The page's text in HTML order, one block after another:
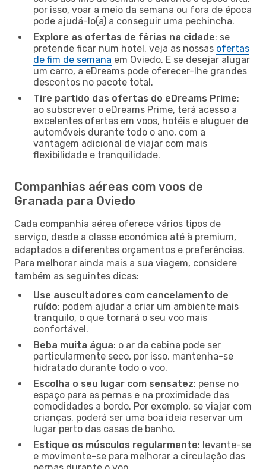
por isso, voar a meio da semana ou fora de época
pode ajudá-lo(a) a conseguir uma pechincha.
Explore as ofertas de férias na cidade: se
pretende ficar num hotel, veja as nossas ofertas
de fim de semana em Oviedo. E se desejar alugar
um carro, a eDreams pode oferecer-lhe grandes
descontos no pacote total.
Tire partido das ofertas do eDreams Prime:
ao subscrever o eDreams Prime, terá acesso a
excelentes ofertas em voos, hotéis e aluguer de
automóveis durante todo o ano, com a
vantagem adicional de viajar com mais
flexibilidade e tranquilidade.
Companhias aéreas com voos de
Granada para Oviedo
Cada companhia aérea oferece vários tipos de
serviço, desde a classe económica até à premium,
adaptados a diferentes orçamentos e preferências.
Para melhorar ainda mais a sua viagem, considere
também as seguintes dicas:
Use auscultadores com cancelamento de
ruído: podem ajudar a criar um ambiente mais
tranquilo, o que tornará o seu voo mais
confortável.
Beba muita água: o ar da cabina pode ser
particularmente seco, por isso, mantenha-se
hidratado durante todo o voo.
Escolha o seu lugar com sensatez: pense no
espaço para as pernas e na proximidade das
comodidades a bordo. Por exemplo, se viajar com
crianças, poderá ser uma boa ideia reservar um
lugar perto das casas de banho.
Estique os músculos regularmente: levante-se
e movimente-se para melhorar a circulação das